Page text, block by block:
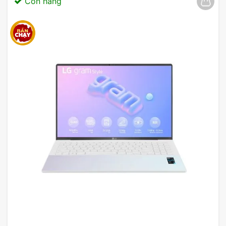
bluetooth hiện đại. Điều này cực kỳ hữu ích trong
thời đại công nghệ số hiện nay, khi mà việc kết nối
internet và các thiết bị ngoại vi là hết sức cần thiết
cho công việc và học tập hàng ngày.
Lenovo Ideapad Slim 5 (14IMH9
không chỉ mang đến hiệu suất
vượt trội với các thông số kỹ thuật ấn tượng, mà
còn sở hữu thiết kế gọn nhẹ, hiện đại cùng nhiều
tùy chọn kết nối tiện lợi. Đây chính là sự lựa chọn
hoàn hảo cho những ai đang tìm kiếm một chiếc
laptop vừa mạnh mẽ, vừa dễ dàng di động.
Đánh Giá Laptop Lenovo Ideapad